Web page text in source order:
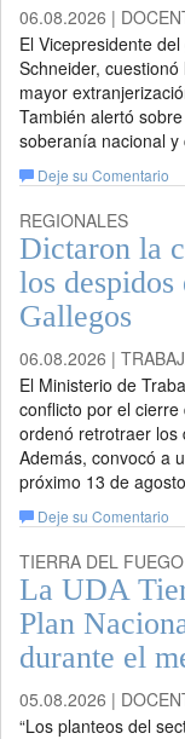
06.08.2026 |
El Vicepresidente
Schneider,
mayor
También alertó
soberanía nacional
Deje su Comentario
REGIONALES
Dictaron la
los
Gallegos
06.08.2026 |
El Ministerio de
conflicto por el
ordenó retrotraer los
Además, convocó a
próximo 13 de
Deje su Comentario
TIERRA DEL FUEGO
La UDA
Plan
durante el
05.08.2026 |
“Los planteos del